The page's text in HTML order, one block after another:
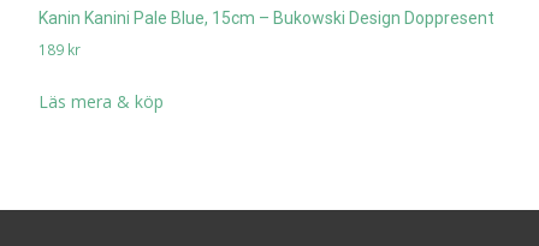
Kanin Kanini Pale Blue, 15cm – Bukowski Design Doppresent
189 kr
Läs mera & köp